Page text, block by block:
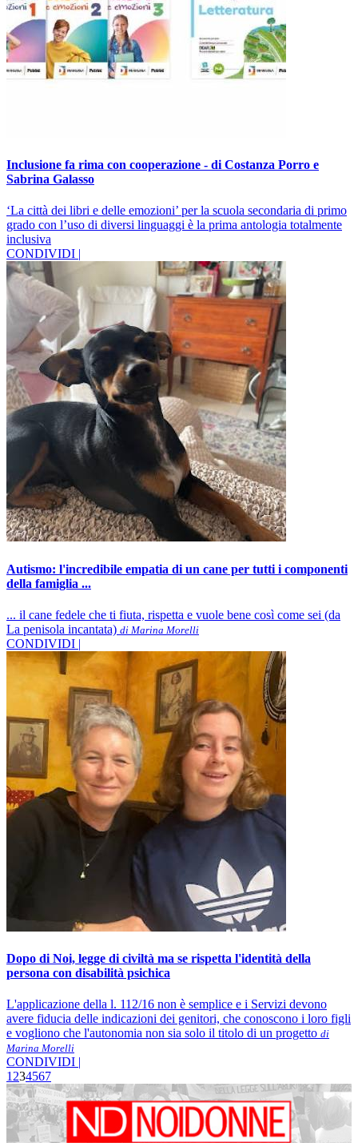
Inclusione fa rima con cooperazione - di Costanza Porro e
Sabrina Galasso
‘La città dei libri e delle emozioni’ per la scuola secondaria di primo
grado con l’uso di diversi linguaggi è la prima antologia totalmente
inclusiva
CONDIVIDI |
Autismo: l'incredibile empatia di un cane per tutti i componenti
della famiglia ...
... il cane fedele che ti fiuta, rispetta e vuole bene così come sei (da
La penisola incantata) di Marina Morelli
CONDIVIDI |
Dopo di Noi, legge di civiltà ma se rispetta l'identità della
persona con disabilità psichica
L'applicazione della l. 112/16 non è semplice e i Servizi devono
avere fiducia delle indicazioni dei genitori, che conoscono i loro figli
e vogliono che l'autonomia non sia solo il titolo di un progetto di
Marina Morelli
CONDIVIDI |
1 234567